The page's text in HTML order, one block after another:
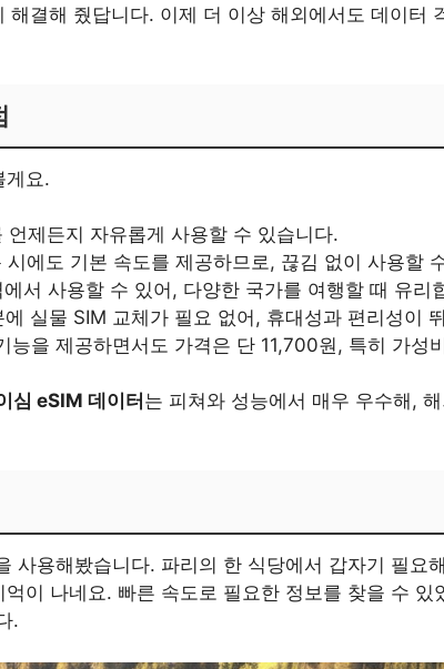
결해 줬답니다. 이제 더 이상 해외에서도 데이터
게요.
언제든지 자유롭게 사용할 수 있습니다.
시에도 기본 속도를 제공하므로, 끊김 없이 사용할
서 사용할 수 있어, 다양한 국가를 여행할 때 유리
실물 SIM 교체가 필요 없어, 휴대성과 편리성이
능을 제공하면서도 가격은 단 11,700원, 특히 가성
심 eSIM 데이터 는 피쳐와 성능에서 매우 우수해,
사용해봤습니다. 파리의 한 식당에서 갑자기 필요
이 나네요. 빠른 속도로 필요한 정보를 찾을 수 있
.